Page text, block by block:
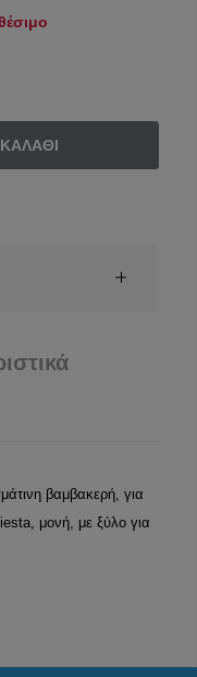
βαμβακερή, για
μονή, με ξύλο για